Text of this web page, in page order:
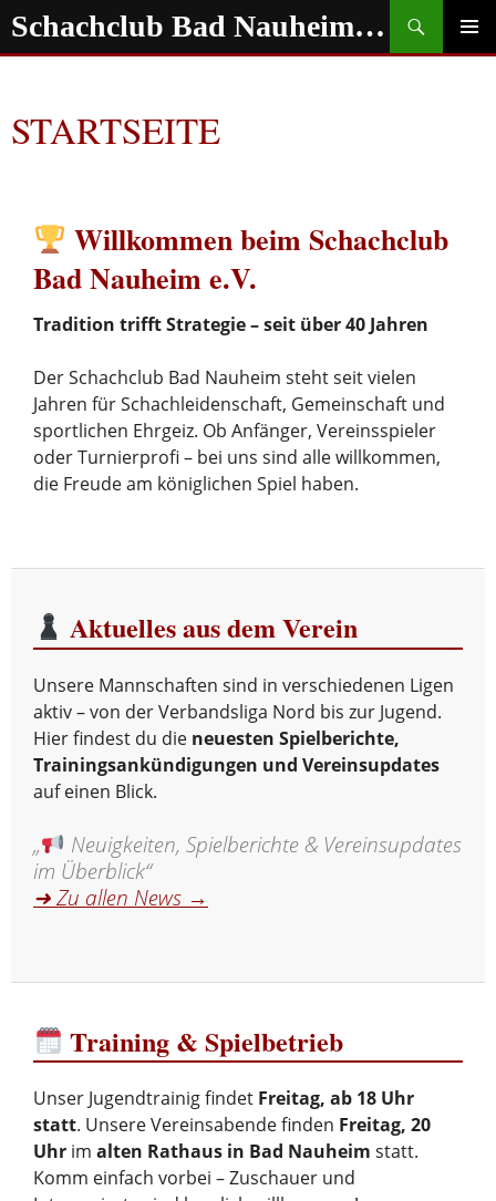
Zum
Inhalt
Schachclub Bad Nauheim e.V.
Suchen
STARTSEITE
Willkommen beim Schachclub
Bad Nauheim e.V.
Tradition trifft Strategie – seit über 40 Jahren
Der Schachclub Bad Nauheim steht seit vielen
Jahren für Schachleidenschaft, Gemeinschaft und
sportlichen Ehrgeiz. Ob Anfänger, Vereinsspieler
oder Turnierprofi – bei uns sind alle willkommen,
die Freude am königlichen Spiel haben.
Aktuelles aus dem Verein
Unsere Mannschaften sind in verschiedenen Ligen
aktiv – von der Verbandsliga Nord bis zur Jugend.
Hier findest du die neuesten Spielberichte,
Trainingsankündigungen und Vereinsupdates
auf einen Blick.
„
Neuigkeiten, Spielberichte & Vereinsupdates
im Überblick“
➜ Zu allen News →
Training & Spielbetrieb
Unser Jugendtrainig findet Freitag, ab 18 Uhr
statt. Unsere Vereinsabende finden Freitag, 20
Uhr im alten Rathaus in Bad Nauheim statt.
Komm einfach vorbei – Zuschauer und